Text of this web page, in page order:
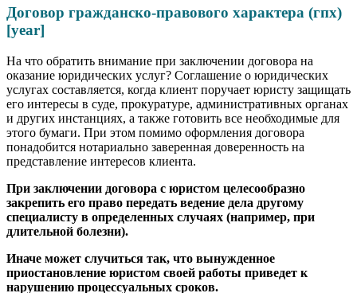
Договор гражданско-правового характера (гпх)
[year]
На что обратить внимание при заключении договора на
оказание юридических услуг? Соглашение о юридических
услугах составляется, когда клиент поручает юристу защищать
его интересы в суде, прокуратуре, административных органах
и других инстанциях, а также готовить все необходимые для
этого бумаги. При этом помимо оформления договора
понадобится нотариально заверенная доверенность на
представление интересов клиента.
При заключении договора с юристом целесообразно
закрепить его право передать ведение дела другому
специалисту в определенных случаях (например, при
длительной болезни).
Иначе может случиться так, что вынужденное
приостановление юристом своей работы приведет к
нарушению процессуальных сроков.